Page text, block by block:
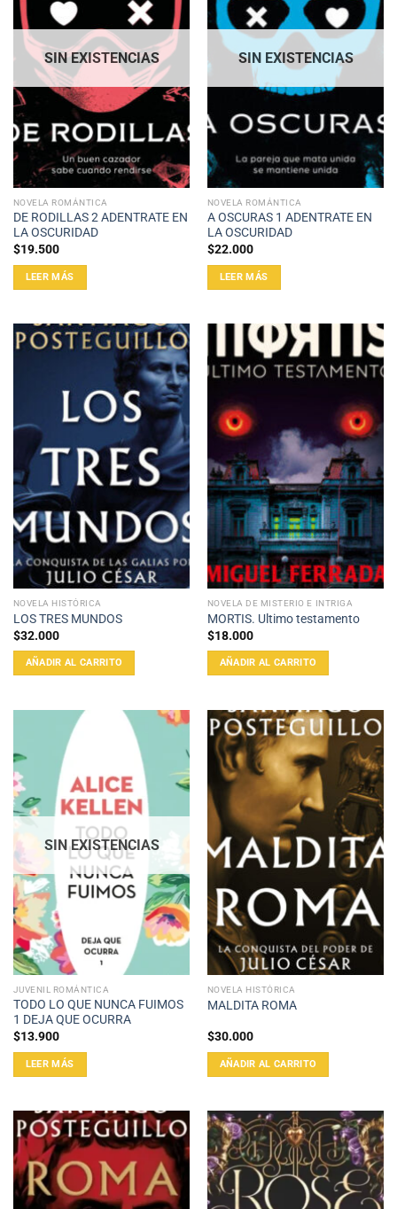
SIN EXISTENCIAS
NOVELA ROMÁNTICA
DE RODILLAS 2 ADENTRATE EN
LA OSCURIDAD
$19.500
LEER MÁS
SIN EXISTENCIAS
NOVELA ROMÁNTICA
A OSCURAS 1 ADENTRATE EN
LA OSCURIDAD
$22.000
LEER MÁS
NOVELA HISTÓRICA
LOS TRES MUNDOS
$32.000
AÑADIR AL CARRITO
NOVELA DE MISTERIO E INTRIGA
MORTIS. Ultimo testamento
$18.000
AÑADIR AL CARRITO
SIN EXISTENCIAS
JUVENIL ROMÁNTICA
TODO LO QUE NUNCA FUIMOS
1 DEJA QUE OCURRA
$13.900
LEER MÁS
NOVELA HISTÓRICA
MALDITA ROMA
$30.000
AÑADIR AL CARRITO